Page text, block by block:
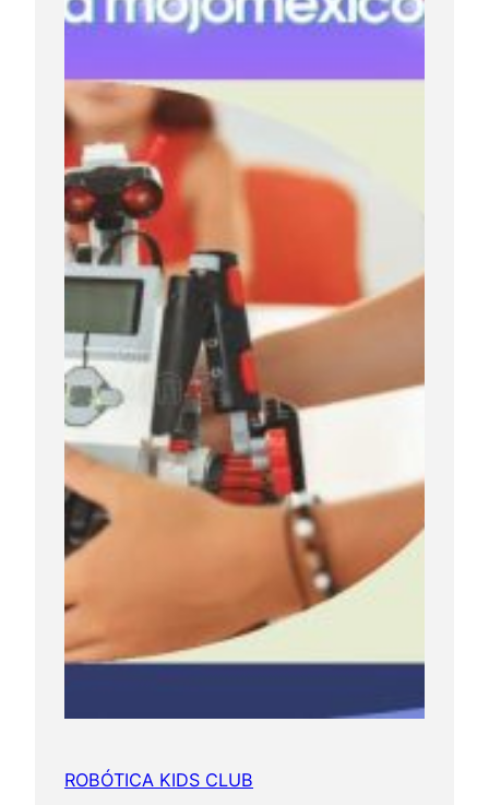
ROBÓTICA KIDS CLUB